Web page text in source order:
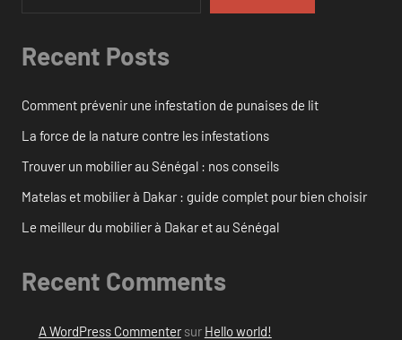
Recent Posts
Comment prévenir une infestation de punaises de lit
La force de la nature contre les infestations
Trouver un mobilier au Sénégal : nos conseils
Matelas et mobilier à Dakar : guide complet pour bien choisir
Le meilleur du mobilier à Dakar et au Sénégal
Recent Comments
A WordPress Commentersur Hello world!